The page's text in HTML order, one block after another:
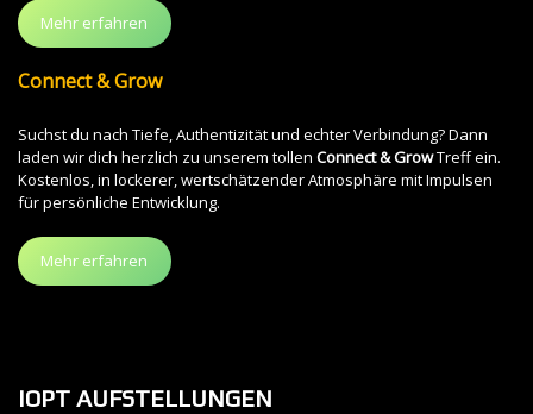
Mehr erfahren
Connect & Grow
Suchst du nach Tiefe, Authentizität und echter Verbindung? Dann
laden wir dich herzlich zu unserem tollen Connect & GrowTreff ein.
Kostenlos, in lockerer, wertschätzender Atmosphäre mit Impulsen
für persönliche Entwicklung.
Mehr erfahren
IOPT AUFSTELLUNGEN